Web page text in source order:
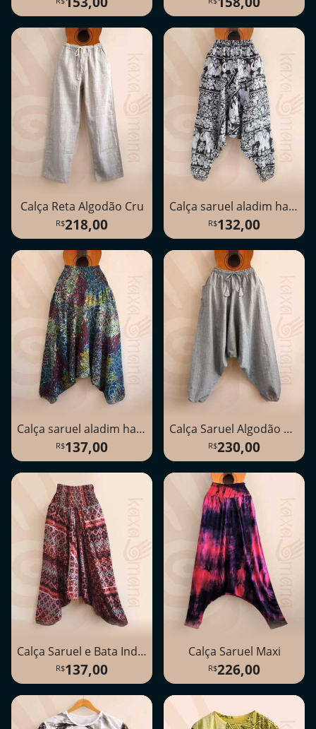
Calça Reta Algodão Cru
218,00
Calça saruel aladim harém
132,00
Calça saruel aladim harém, estampa folhagem
137,00
Calça Saruel Algodão Cru
230,00
Calça Saruel e Bata Indiana (2 em 1)
137,00
Calça Saruel Maxi
226,00